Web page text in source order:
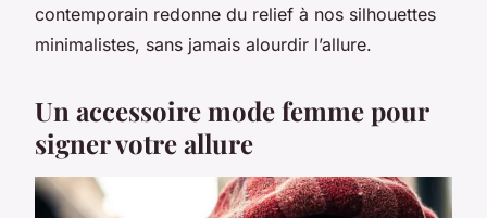
contemporain redonne du relief à nos silhouettes
minimalistes, sans jamais alourdir l’allure.
Un accessoire mode femme pour
signer votre allure